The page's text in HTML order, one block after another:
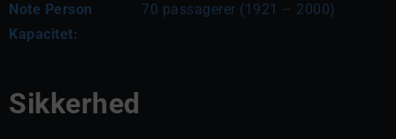
Note Person
Kapacitet:
70 passagerer (1921 – 2000)
Sikkerhed